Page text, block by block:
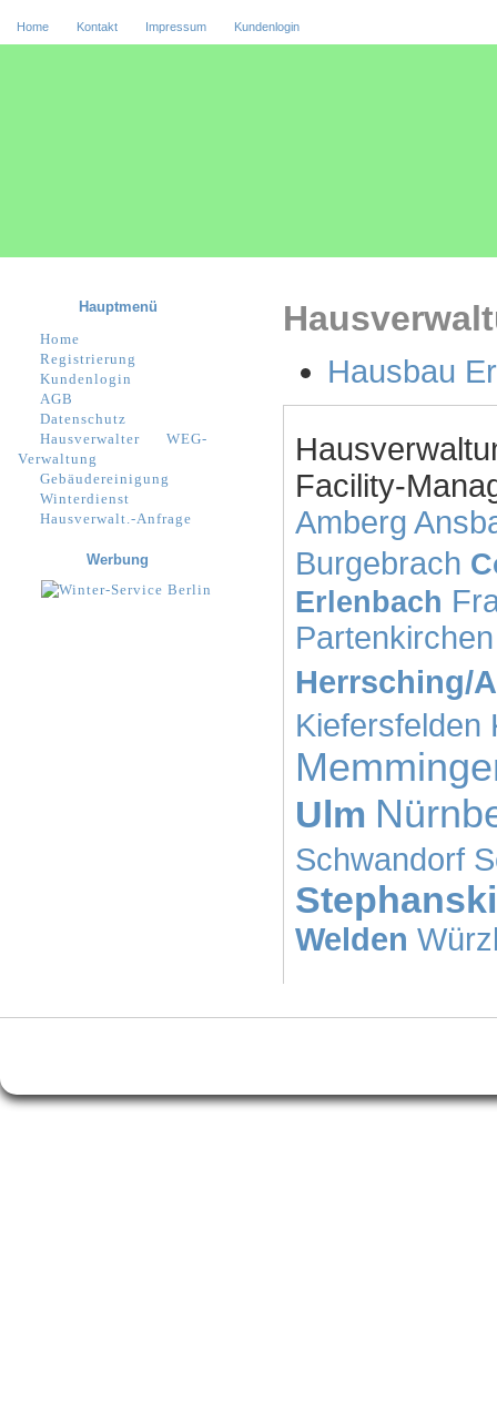
Home Kontakt Impressum Kundenlogin
Hausbau
Facility-
Amberg
Burgebrach
Erlenbach
Partenkirchen
Herrsching/
Kiefersfelden
Ulm
Schwandorf
Welden
Hauptmenü
Home
Registrierung
Kundenlogin
AGB
Datenschutz
Hausverwalter
WEG-
Verwaltung
Gebäudereinigung
Winterdienst
Hausverwalt.-Anfrage
Werbung